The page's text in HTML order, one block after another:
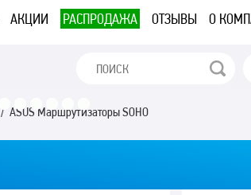
АКЦИИ РАСПРОДАЖА ОТЗЫВЫ О
/ ASUS Маршрутизаторы SOHO